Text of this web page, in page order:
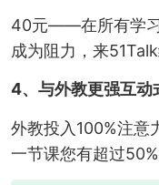
40元——在所有学习
成为阻力，来
4、与外教更强互动
外教投入100%注意
一节课您有超过